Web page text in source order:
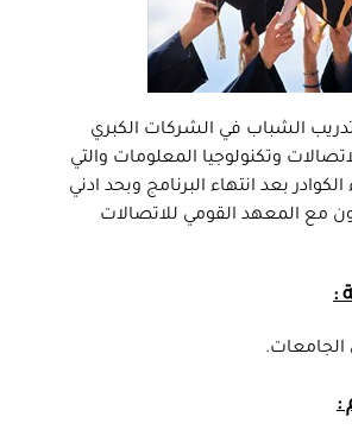
الشباب في الشركات الكبري
وتكنولوجيا المعلومات والتي
بعد انتهاء البرنامج وبحد ادني
مع المعهد القومي للاتصالات
:
: